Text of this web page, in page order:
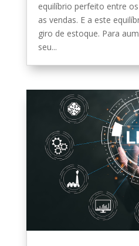
equilíbrio perfeito entre
as vendas. E a este
giro de estoque. Para
seu...